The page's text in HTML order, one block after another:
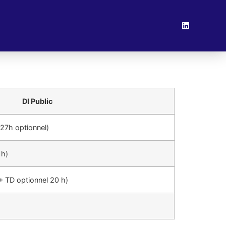
DI Public
optionnel)
TD optionnel 20 h)